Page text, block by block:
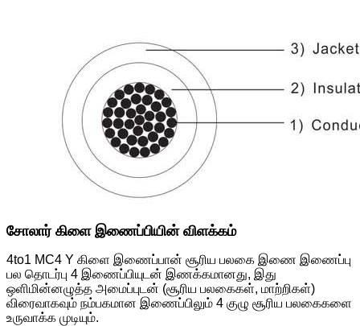
சோலார் கிளை இணைப்பியின் விளக்கம்
4to1 MC4 Y கிளை இணைப்பான் சூரிய பலகை இணை இணைப்பு
பல தொடர்பு 4 இணைப்பியுடன் இணக்கமானது, இது
ஒளிமின்னழுத்த அமைப்புடன் (சூரிய பலகைகள், மாற்றிகள்)
விரைவாகவும் நம்பகமான இணைப்பிலும் 4 குழு சூரிய பலகைகளை
உருவாக்க முடியும்.